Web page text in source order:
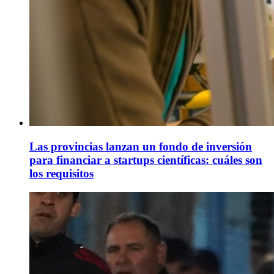
Las provincias lanzan un fondo de inversión
para financiar a startups científicas: cuáles son
los requisitos